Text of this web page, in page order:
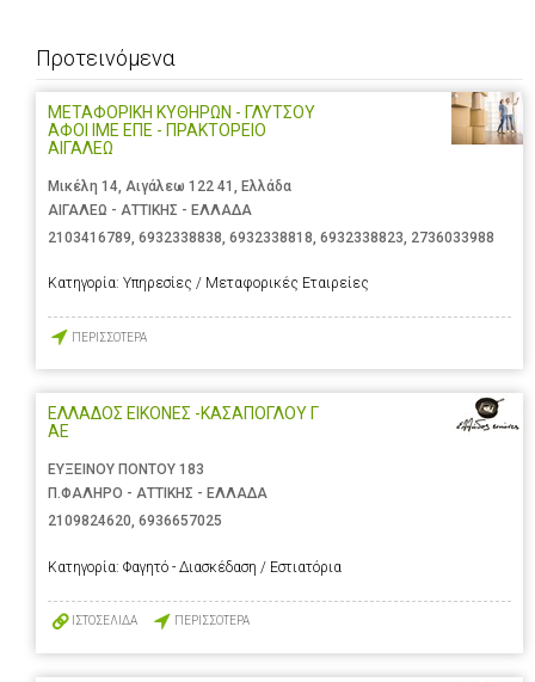
Προτεινόμενα
ΜΕΤΑΦΟΡΙΚΗ ΚΥΘΗΡΩΝ - ΓΛΥΤΣΟΥ
ΑΦΟΙ ΙΜΕ ΕΠΕ - ΠΡΑΚΤΟΡΕΙΟ
ΑΙΓΑΛΕΩ
Μικέλη 14, Αιγάλεω 122 41, Ελλάδα
ΑΙΓΑΛΕΩ - ΑΤΤΙΚΗΣ - ΕΛΛΑΔΑ
2103416789, 6932338838, 6932338818, 6932338823, 2736033988
Κατηγορία: Υπηρεσίες / Μεταφορικές Εταιρείες
ΠΕΡΙΣΣΟΤΕΡΑ
ΕΛΛΑΔΟΣ ΕΙΚΟΝΕΣ -ΚΑΣΑΠΟΓΛΟΥ Γ
ΑΕ
ΕΥΞΕΙΝΟΥ ΠΟΝΤΟΥ 183
Π.ΦΑΛΗΡΟ - ΑΤΤΙΚΗΣ - ΕΛΛΑΔΑ
2109824620, 6936657025
Κατηγορία: Φαγητό - Διασκέδαση / Εστιατόρια
ΙΣΤΟΣΕΛΙΔΑ ΠΕΡΙΣΣΟΤΕΡΑ